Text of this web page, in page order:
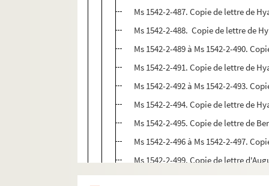
Ms 1542-2-487. Copie de lettre de
Ms 1542-2-488. Copie de lettre de
Ms 1542-2-489 à Ms 1542-2-490.
Ms 1542-2-491. Copie de lettre de
Ms 1542-2-492 à Ms 1542-2-493.
Ms 1542-2-494. Copie de lettre de
Ms 1542-2-495. Copie de lettre de
Ms 1542-2-496 à Ms 1542-2-497.
Ms 1542-2-499. Copie de lettre
Ms 1542-2-503. Copie de lettre de